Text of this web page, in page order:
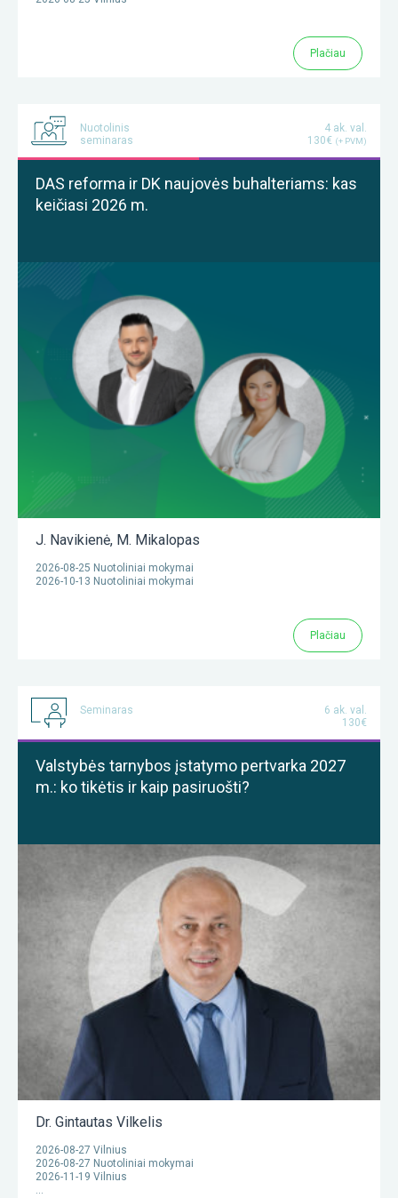
Plačiau
Nuotolinis
seminaras
4 ak. val.
130€ (+ PVM)
DAS reforma ir DK naujovės buhalteriams: kas
keičiasi 2026 m.
J. Navikienė, M. Mikalopas
2026-08-25 Nuotoliniai mokymai
2026-10-13 Nuotoliniai mokymai
Plačiau
Seminaras
6 ak. val.
130€
Valstybės tarnybos įstatymo pertvarka 2027
m.: ko tikėtis ir kaip pasiruošti?
Dr. Gintautas Vilkelis
2026-08-27 Vilnius
2026-08-27 Nuotoliniai mokymai
2026-11-19 Vilnius
...